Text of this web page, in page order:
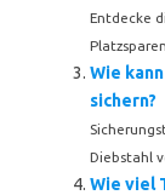
Entdecke
Wie
sichern?
Diebstahl
Wie viel